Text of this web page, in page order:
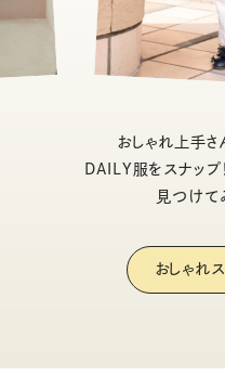
おしゃれ上手さ
DAILY服をスナップ
見つけて
おしゃれ